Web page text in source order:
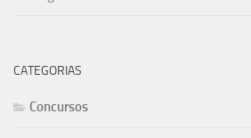
CATEGORIAS
Concursos